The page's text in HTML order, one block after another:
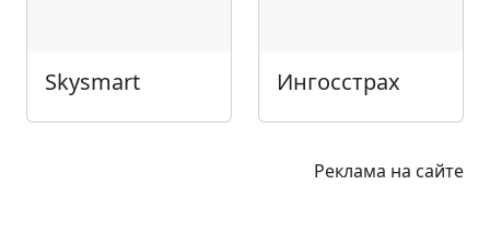
Skysmart Ингосстрах
Реклама на сайте